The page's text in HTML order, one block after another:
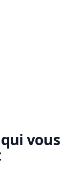
vous